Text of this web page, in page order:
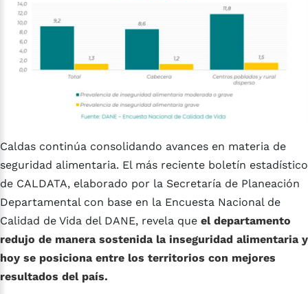
Caldas continúa consolidando avances en materia de
seguridad alimentaria. El más reciente boletín estadístico
de CALDATA, elaborado por la Secretaría de Planeación
Departamental con base en la Encuesta Nacional de
Calidad de Vida del DANE, revela que el departamento
redujo de manera sostenida la inseguridad alimentaria y
hoy se posiciona entre los territorios con mejores
resultados del país.